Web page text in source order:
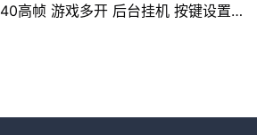
高帧 游戏多开 后台挂机 按键设置